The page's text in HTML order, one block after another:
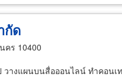
กัด
คร 10400
วางแผนบนสื่อออนไลน์ ทำคอน